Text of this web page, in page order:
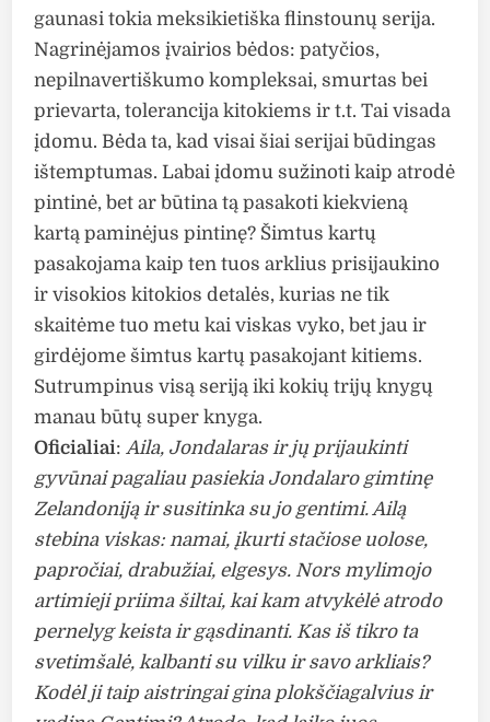
gaunasi tokia meksikietiška flinstounų serija.
Nagrinėjamos įvairios bėdos: patyčios,
nepilnavertiškumo kompleksai, smurtas bei
prievarta, tolerancija kitokiems ir t.t. Tai visada
įdomu. Bėda ta, kad visai šiai serijai būdingas
ištemptumas. Labai įdomu sužinoti kaip atrodė
pintinė, bet ar būtina tą pasakoti kiekvieną
kartą paminėjus pintinę? Šimtus kartų
pasakojama kaip ten tuos arklius prisijaukino
ir visokios kitokios detalės, kurias ne tik
skaitėme tuo metu kai viskas vyko, bet jau ir
girdėjome šimtus kartų pasakojant kitiems.
Sutrumpinus visą seriją iki kokių trijų knygų
manau būtų super knyga.
Oficialiai:Aila, Jondalaras ir jų prijaukinti
gyvūnai pagaliau pasiekia Jondalaro gimtinę
Zelandoniją ir susitinka su jo gentimi. Ailą
stebina viskas: namai, įkurti stačiose uolose,
papročiai, drabužiai, elgesys. Nors mylimojo
artimieji priima šiltai, kai kam atvykėlė atrodo
pernelyg keista ir gąsdinanti. Kas iš tikro ta
svetimšalė, kalbanti su vilku ir savo arkliais?
Kodėl ji taip aistringai gina plokščiagalvius ir